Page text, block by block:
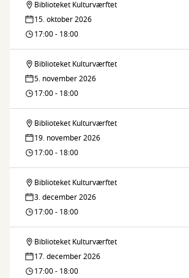
Advokatvagten
Biblioteket Kulturværftet
15. oktober 2026
17:00 - 18:00
Advokatvagten
Biblioteket Kulturværftet
5. november 2026
17:00 - 18:00
Advokatvagten
Biblioteket Kulturværftet
19. november 2026
17:00 - 18:00
Advokatvagten
Biblioteket Kulturværftet
3. december 2026
17:00 - 18:00
Advokatvagten
Biblioteket Kulturværftet
17. december 2026
17:00 - 18:00